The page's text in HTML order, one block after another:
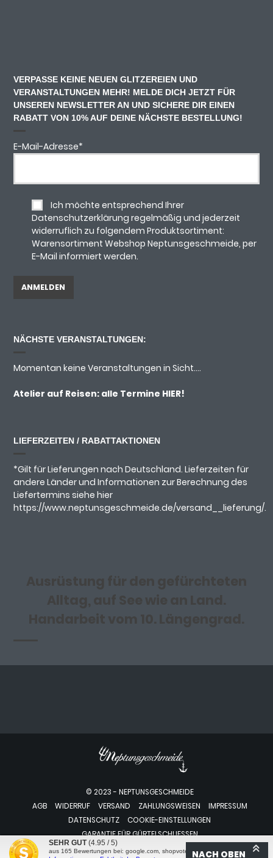
VERPASSE KEINE NEUEN GLITZEREIEN UND
VERANSTALTUNGEN MEHR! MELDE DICH JETZT FÜR
UNSEREN NEWSLETTER AN UND SICHERE DIR EINEN
RABATT VON 10% AUF DEINE NÄCHSTE BESTELLUNG!
E-Mail-Adresse*
Ich möchte entsprechend Ihrer
Datenschutzerklärung regelmäßig und jederzeit
widerruflich zu folgendem Produktsortiment:
Warensortiment Webshop Neptunsgeschmeide, per
E-Mail informiert werden.
NÄCHSTE VERANSTALTUNGEN:
Momentan keine Veranstaltungen in Sicht....
Atelier auf Reisen: alle Termine HIER!
LIEFERZEITEN / RABATTAKTIONEN
*Gilt für Lieferungen nach Deutschland. Lieferzeiten für
andere Länder und Informationen zur Berechnung des
Liefertermins siehe hier
https://www.neptunsgeschmeide.de/versand__lieferung/.
Ausrüstung für den gefürchteten
Alltag, auf See wie an Land.
Handarbeit vom 10. Längengrad.
© 2023 - NEPTUNSGESCHMEIDE
AGB
WIDERRUF VERSAND ZAHLUNGSWEISEN
IMPRESSUM
DATENSCHUTZ
COOKIE-EINSTELLUNGEN
GARANTIE FÜR GÜRTELSCHLIESSEN
NACH OBEN
SEHR GUT (4.95 / 5)
aus 165 Bewertungen bei: google.com, shopvote.de ⓘ